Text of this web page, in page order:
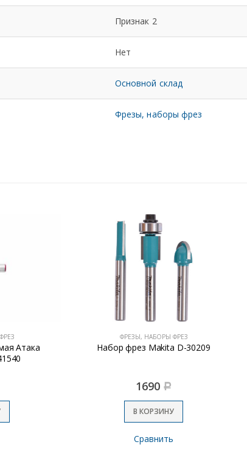
Признак 2
Нет
Основной склад
Фрезы, наборы фрез
Атака
ФРЕЗЫ, НАБОРЫ ФРЕЗ
Набор фрез Makita D-30209
1690 Р
В КОРЗИНУ
Сравнить